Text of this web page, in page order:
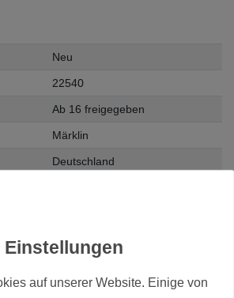
Neu
22540
Ab 16 freigegeben
Märklin
Deutschland
auf unserer Website. Einige von